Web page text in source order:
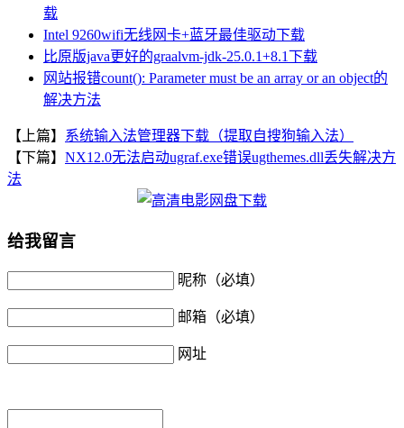
载
Intel 9260wifi无线网卡+蓝牙最佳驱动下载
比原版java更好的graalvm-jdk-25.0.1+8.1下载
网站报错count(): Parameter must be an array or an object的
解决方法
【上篇】 系统输入法管理器下载（提取自搜狗输入法）
【下篇】 NX12.0无法启动ugraf.exe错误ugthemes.dll丢失解决方
法
给我留言
昵称（必填）
邮箱（必填）
网址